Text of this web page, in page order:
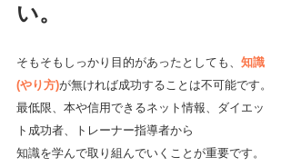
い。
そもそもしっかり目的があったとしても、 知識
(やり方)が無ければ成功することは不可能です。
最低限、本や信用できるネット情報、ダイエッ
ト成功者、トレーナー指導者から
知識を学んで取り組んでいくことが重要です。